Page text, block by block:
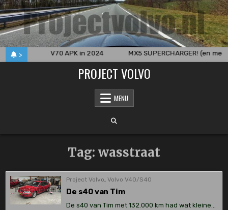
Skip
to
content
> V70 APK in 2024 MX5 SUPERCHARGER! (en
PROJECT VOLVO
MENU
Tag: wasstraat
Project Volvo,Volvo V40/S40
De s40 van Tim
De s40 van Tim met 132.000 km had wat kleine…